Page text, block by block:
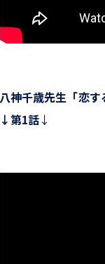
八神千歳先生「恋
↓第1話↓